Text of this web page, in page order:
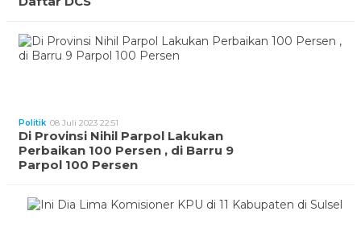
Politik 08 Juli 2023 22:51
Di Provinsi Nihil Parpol Lakukan
Perbaikan 100 Persen , di Barru 9
Parpol 100 Persen